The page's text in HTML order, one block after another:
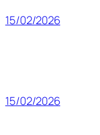
15/02/2026
15/02/2026